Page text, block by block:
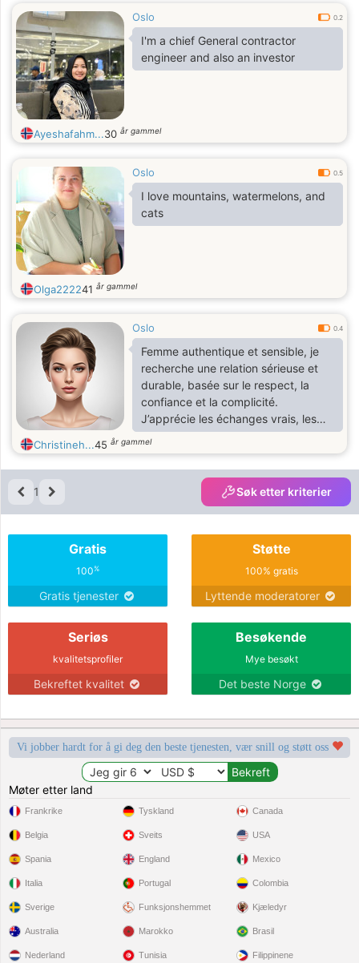
Oslo 0.2
I'm a chief General contractor
engineer and also an investor
Ayeshafahm...30 år gammel
Oslo 0.5
I love mountains, watermelons, and
cats
Olga222241 år gammel
Oslo 0.4
Femme authentique et sensible, je
recherche une relation sérieuse et
durable, basée sur le respect, la
confiance et la complicité.
J’apprécie les échanges vrais, les
moments simples et chaleureux, et
je souhaite rencontrer un homme
bienveillant avec qui partager une
belle histoire, faite de douceur, de
rires et de projets à deux.
Christineh...45 år gammel
1 Søk etter kriterier
Gratis
100%
Gratis tjenester
Støtte
100% gratis
Lyttende moderatorer
Seriøs
kvalitetsprofiler
Bekreftet kvalitet
Besøkende
Mye besøkt
Det beste Norge
Vi jobber hardt for å gi deg den beste tjenesten, vær snill og støtt oss
Møter etter land
Frankrike
Belgia
Spania
Italia
Sverige
Tyskland
Sveits
England
Portugal
Funksjonshemmet
Canada
USA
Mexico
Colombia
Kjæledyr
Australia
Nederland
Marokko
Tunisia
Brasil
Filippinene